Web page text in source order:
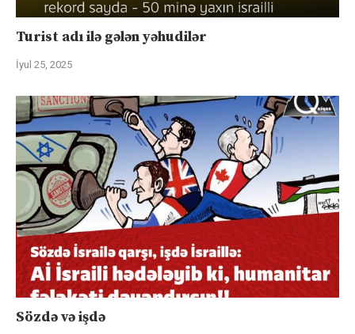
Turist adı ilə gələn yəhudilər
İyul 25, 2025
Sözdə və işdə